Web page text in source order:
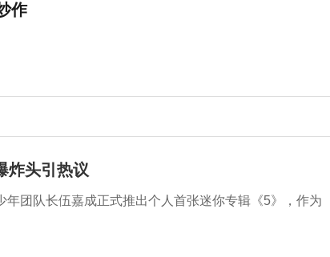
作
炸头引热议
队长伍嘉成正式推出个人首张迷你专辑《5》，作为